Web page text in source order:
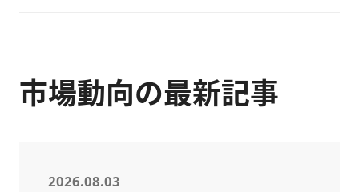
市場動向の最新記事
2026.08.03